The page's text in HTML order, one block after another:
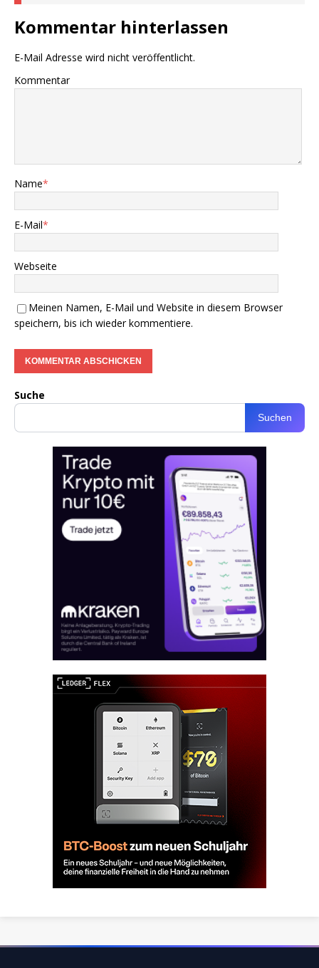
Kommentar hinterlassen
E-Mail Adresse wird nicht veröffentlicht.
Kommentar
Name*
E-Mail*
Webseite
Meinen Namen, E-Mail und Website in diesem Browser
speichern, bis ich wieder kommentiere.
Suche
Suchen